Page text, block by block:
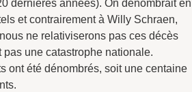
dernières années). On dénombrait en
et contrairement à Willy Schraen,
ne relativiserons pas ces décès
pas une catastrophe nationale.
ont été dénombrés, soit une centaine